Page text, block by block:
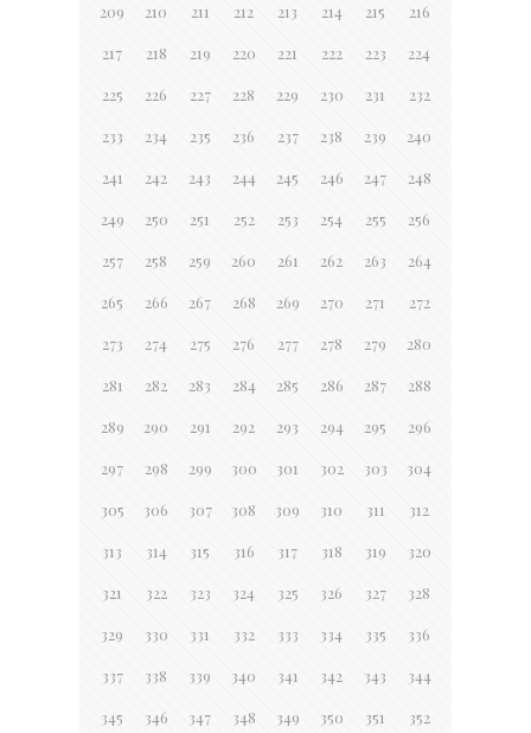
209 210 211 212 213 214 215 216
217 218 219 220 221 222 223 224
225 226 227 228 229 230 231 232
233 234 235 236 237 238 239 240
241 242 243 244 245 246 247 248
249 250 251 252 253 254 255 256
257 258 259 260 261 262 263 264
265 266 267 268 269 270 271 272
273 274 275 276 277 278 279 280
281 282 283 284 285 286 287 288
289 290 291 292 293 294 295 296
297 298 299 300 301 302 303 304
305 306 307 308 309 310 311 312
313 314 315 316 317 318 319 320
321 322 323 324 325 326 327 328
329 330 331 332 333 334 335 336
337 338 339 340 341 342 343 344
345 346 347 348 349 350 351 352